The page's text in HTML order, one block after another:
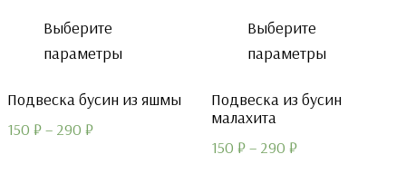
Выберите
параметры
Подвеска бусин из яшмы
150 ₽– 290 ₽
Выберите
параметры
Подвеска из бусин
малахита
150 ₽– 290 ₽